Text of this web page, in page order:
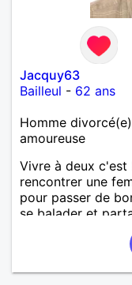
Jacquy63
Bailleul - 62 ans
Homme
amoureuse
Vivre à deux c'est
rencontrer une
pour passer de
se balader et
complicité.
randonnée pour
et finalement
de tout dire en